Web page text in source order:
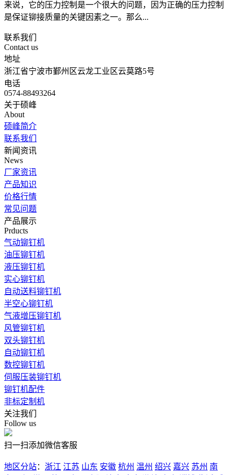
来说，它的压力控制是一个很大的问题，因为正确的压力控制
是保证铆接质量的关键因素之一。那么...
联系我们
Contact us
地址
浙江省宁波市鄞州区云龙工业区云莫路5号
电话
0574-88493264
关于硕峰
About
硕峰简介
联系我们
新闻资讯
News
厂家资讯
产品知识
价格行情
常见问题
产品展示
Prducts
气动铆钉机
油压铆钉机
液压铆钉机
实心铆钉机
自动送料铆钉机
半空心铆钉机
气液增压铆钉机
风管铆钉机
双头铆钉机
自动铆钉机
数控铆钉机
伺服压装铆钉机
铆钉机配件
非标定制机
关注我们
Follow us
扫一扫添加微信客服
地区分站： 浙江 江苏 山东 安徽 杭州 温州 绍兴 嘉兴 苏州 南